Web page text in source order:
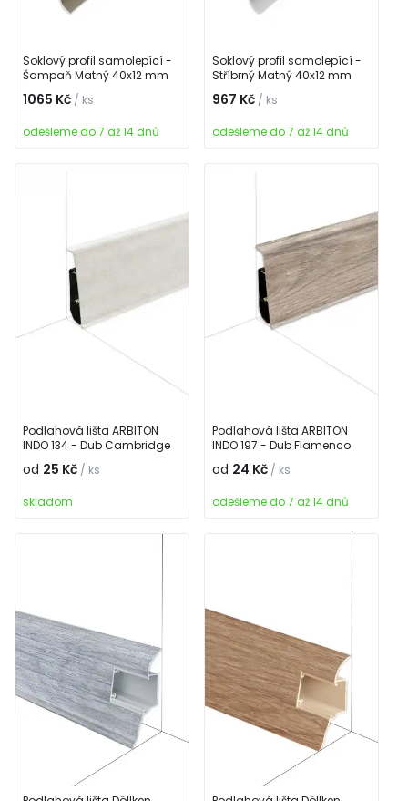
Soklový profil samolepící -
Šampaň Matný 40x12 mm
1065 Kč / ks
odešleme do 7 až 14 dnů
Soklový profil samolepící -
Stříbrný Matný 40x12 mm
967 Kč / ks
odešleme do 7 až 14 dnů
Podlahová lišta ARBITON
INDO 134 - Dub Cambridge
od 25 Kč / ks
skladom
Podlahová lišta ARBITON
INDO 197 - Dub Flamenco
od 24 Kč / ks
odešleme do 7 až 14 dnů